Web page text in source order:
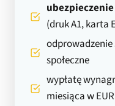
ubezpieczenie
(druk A1, karta
odprowadzenie
społeczne
wypłatę
miesiąca w